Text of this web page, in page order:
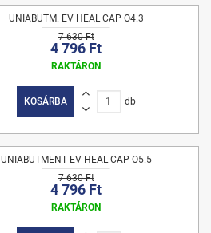
UNIABUTM. EV HEAL CAP O4.3
7 630 Ft
4 796 Ft
RAKTÁRON
KOSÁRBA db
UNIABUTMENT EV HEAL CAP O5.5
7 630 Ft
4 796 Ft
RAKTÁRON